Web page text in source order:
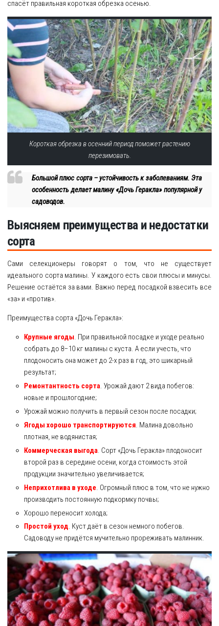
спасёт правильная короткая обрезка осенью.
Короткая обрезка в осенний период поможет растению
перезимовать.
Большой плюс сорта – устойчивость к заболеваниям. Эта
особенность делает малину «Дочь Геракла» популярной у
садоводов.
Выясняем преимущества и недостатки
сорта
Сами селекционеры говорят о том, что не существует
идеального сорта малины. У каждого есть свои плюсы и минусы.
Решение остаётся за вами. Важно перед посадкой взвесить все
«за» и «против».
Преимущества сорта «Дочь Геракла»:
Крупные ягоды. При правильной посадке и уходе реально
собрать до 8–10 кг малины с куста. А если учесть, что
плодоносить она может до 2-х раз в год, это шикарный
результат;
Ремонтантность сорта. Урожай дают 2 вида побегов:
новые и прошлогодние;
Урожай можно получить в первый сезон после посадки;
Ягоды хорошо транспортируются. Малина довольно
плотная, не водянистая;
Коммерческая выгода. Сорт «Дочь Геракла» плодоносит
второй раз в середине осени, когда стоимость этой
продукции значительно увеличивается;
Неприхотлива в уходе. Огромный плюс в том, что не нужно
производить постоянную подкормку почвы;
Хорошо переносит холода;
Простой уход. Куст даёт в сезон немного побегов.
Садоводу не придётся мучительно прореживать малинник.